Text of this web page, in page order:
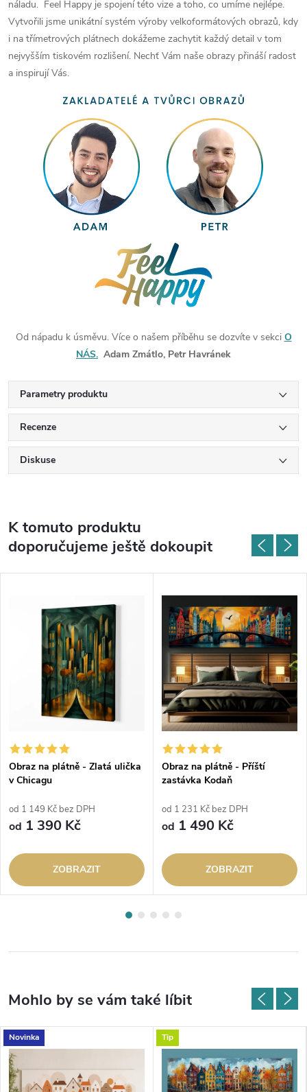
náladu. Feel Happy je spojení této vize a toho, co umíme nejlépe.
Vytvořili jsme unikátní systém výroby velkoformátových obrazů, kdy
i na třímetrových plátnech dokážeme zachytit každý detail v tom
nejvyšším tiskovém rozlišení. Nechť Vám naše obrazy přináší radost
a inspirují Vás.
Od nápadu k úsměvu. Více o našem příběhu se dozvíte v sekci O
NÁS. Adam Zmátlo, Petr Havránek
Parametry produktu
Recenze
Diskuse
K tomuto produktu
doporučujeme ještě dokoupit
Obraz na plátně - Zlatá ulička
v Chicagu
od 1 149 Kč bez DPH
od 1 390 Kč
ZOBRAZIT
Obraz na plátně - Příští
zastávka Kodaň
od 1 231 Kč bez DPH
od 1 490 Kč
ZOBRAZIT
Novinka Tip